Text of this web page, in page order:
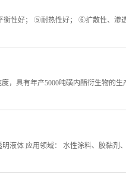
性好； ⑤耐热性好； ⑥扩散性、渗
具有年产5000吨磺内酯衍生物的生
液体 应用领域： 水性涂料、胶黏剂